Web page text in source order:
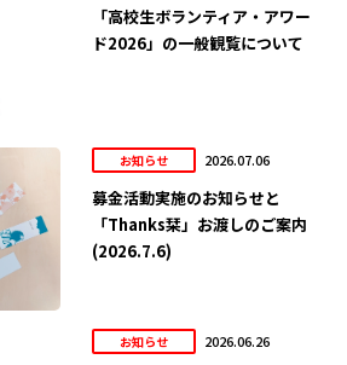
「高校生ボランティア・アワー
ド2026」の一般観覧について
お知らせ 2026.07.06
募金活動実施のお知らせと
「Thanks栞」お渡しのご案内
(2026.7.6)
お知らせ 2026.06.26